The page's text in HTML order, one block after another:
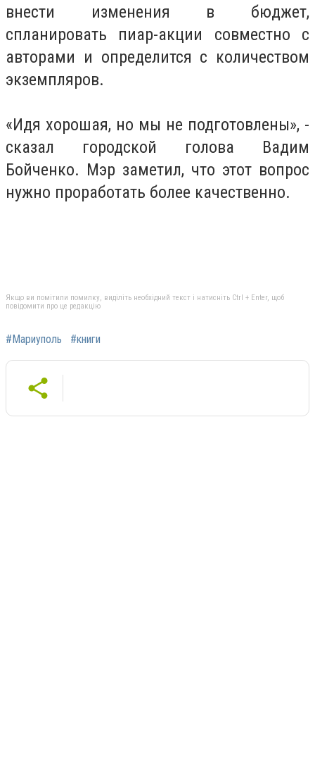
внести изменения в бюджет,
спланировать пиар-акции совместно с
авторами и определится с количеством
экземпляров.
«Идя хорошая, но мы не подготовлены», -
сказал городской голова Вадим
Бойченко. Мэр заметил, что этот вопрос
нужно проработать более качественно.
Якщо ви помітили помилку, виділіть необхідний текст і натисніть Ctrl + Enter, щоб
повідомити про це редакцію
#Мариуполь #книги